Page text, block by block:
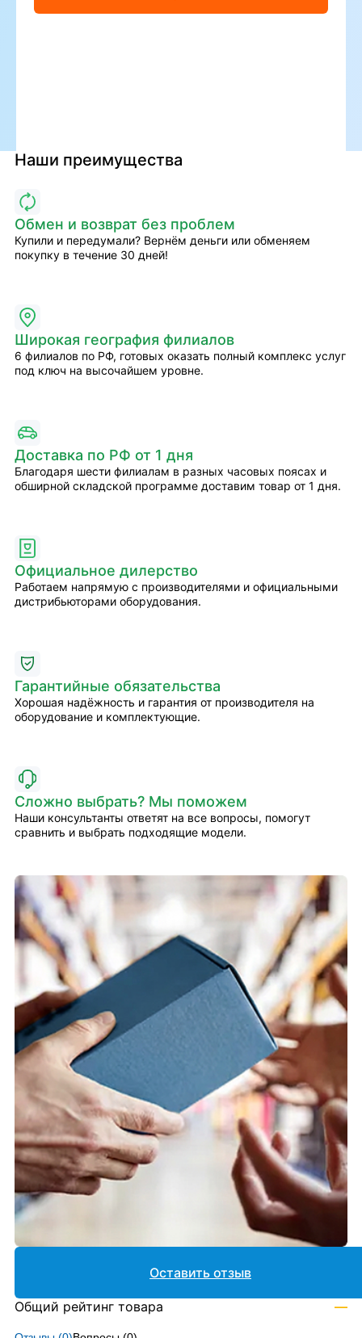
Наши преимущества
Обмен и возврат без проблем
Купили и передумали? Вернём деньги или обменяем
покупку в течение 30 дней!
Широкая география филиалов
6 филиалов по РФ, готовых оказать полный комплекс услуг
под ключ на высочайшем уровне.
Доставка по РФ от 1 дня
Благодаря шести филиалам в разных часовых поясах и
обширной складской программе доставим товар от 1 дня.
Официальное дилерство
Работаем напрямую с производителями и официальными
дистрибьюторами оборудования.
Гарантийные обязательства
Хорошая надёжность и гарантия от производителя на
оборудование и комплектующие.
Сложно выбрать? Мы поможем
Наши консультанты ответят на все вопросы, помогут
сравнить и выбрать подходящие модели.
Оставить отзыв
Общий рейтинг товара —